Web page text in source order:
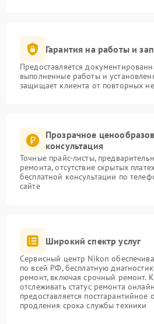
Гарантия на работы и
Предоставляется
выполненные работы и
защищает клиента от повторных
Прозрачное
консультация
Точные прайс-листы,
ремонта, отсутствие скрытых
бесплатной консультации по
сайте
Широкий спектр услуг
Сервисный центр Nikon
по всей РФ, бесплатную
ремонт, включая срочный ремонт.
отслеживать статус ремонта
предоставляется постгарантийное
продления срока службы техники